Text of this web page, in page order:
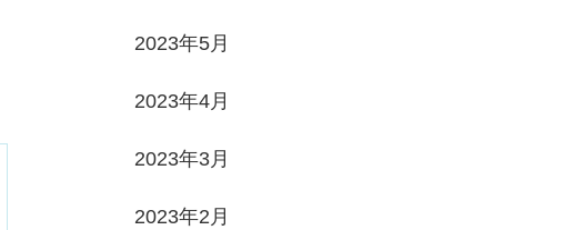
2023年5月
2023年4月
2023年3月
2023年2月